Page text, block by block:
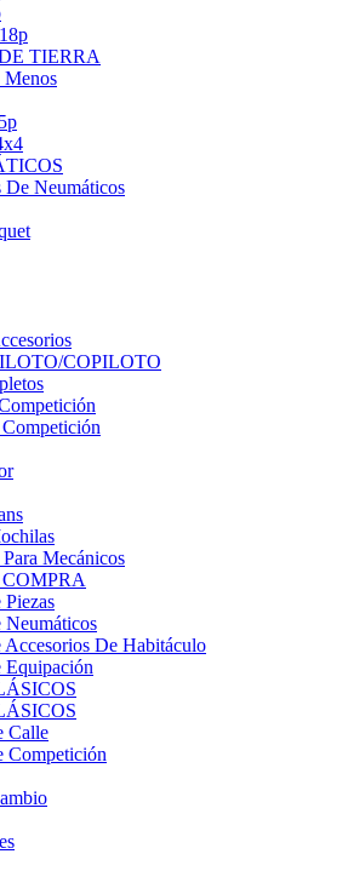
TIERRA
Menos
Neumáticos
COPILOTO
Mecánicos
De Habitáculo
Equipación
Calle